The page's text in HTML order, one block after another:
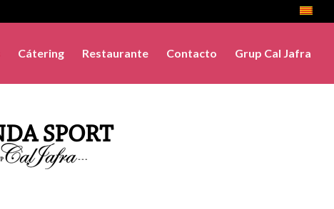
Cátering Restaurante Contacto Grup Cal Jafra